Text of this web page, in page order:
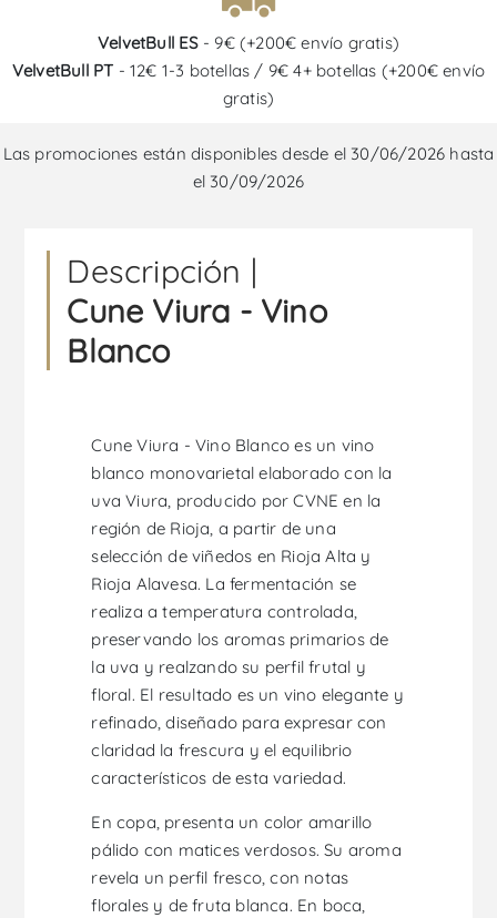
VelvetBull ES- 9€ (+200€ envío gratis)
VelvetBull PT - 12€ 1-3 botellas / 9€ 4+ botellas (+200€ envío
gratis)
Las promociones están disponibles desde el 30/06/2026 hasta
el 30/09/2026
Descripción |
Cune Viura - Vino
Blanco
Cune Viura - Vino Blanco es un vino
blanco monovarietal elaborado con la
uva Viura, producido por CVNE en la
región de Rioja, a partir de una
selección de viñedos en Rioja Alta y
Rioja Alavesa. La fermentación se
realiza a temperatura controlada,
preservando los aromas primarios de
la uva y realzando su perfil frutal y
floral. El resultado es un vino elegante y
refinado, diseñado para expresar con
claridad la frescura y el equilibrio
característicos de esta variedad.
En copa, presenta un color amarillo
pálido con matices verdosos. Su aroma
revela un perfil fresco, con notas
florales y de fruta blanca. En boca,